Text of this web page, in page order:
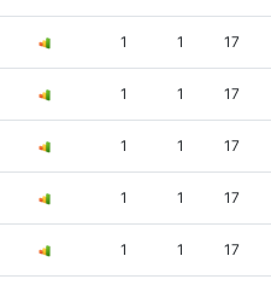
1 1 17
1 1 17
1 1 17
1 1 17
1 1 17